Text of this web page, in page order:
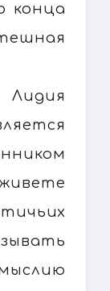
конца